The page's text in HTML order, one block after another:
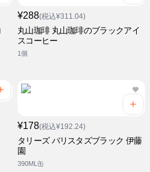
¥288(税込¥311.04)
丸山珈琲 丸山珈琲のブラックアイ
スコーヒー
1個
¥178(税込¥192.24)
タリーズ バリスタズブラック 伊藤
園
390ML缶